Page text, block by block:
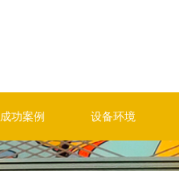
成功案例 设备环境